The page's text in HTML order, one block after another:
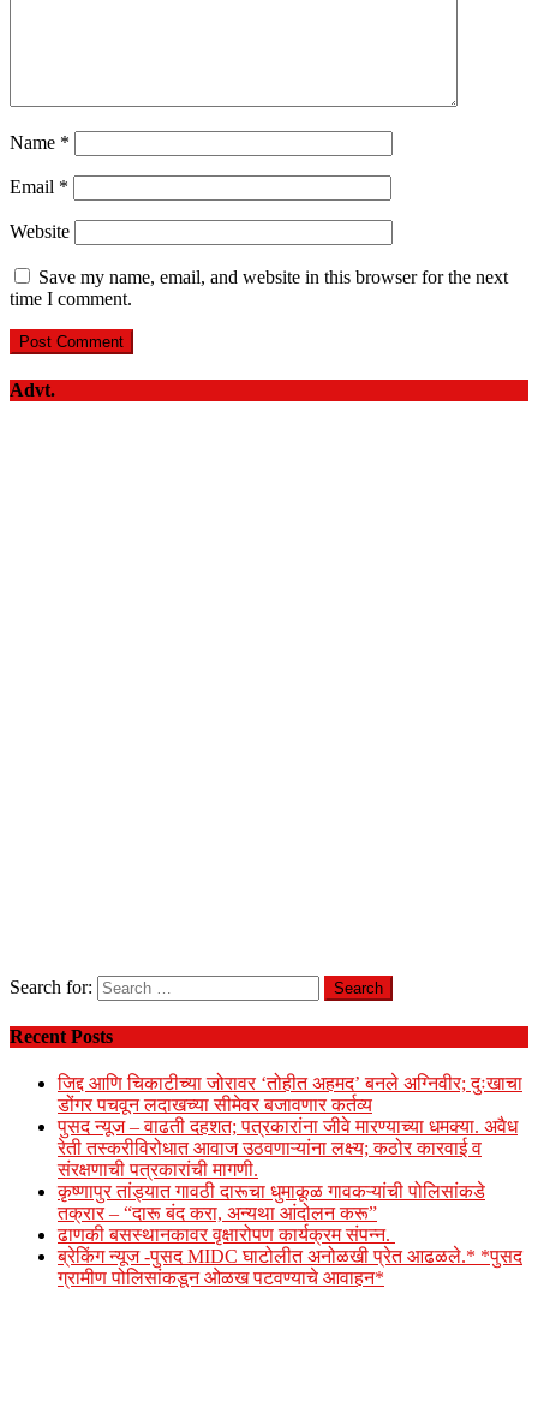
Name *
Email *
Website
Save my name, email, and website in this browser for the next
time I comment.
Advt.
Search for:
Recent Posts
जिद्द आणि चिकाटीच्या जोरावर ‘तोहीत अहमद’ बनले अग्निवीर; दुःखाचा
डोंगर पचवून लदाखच्या सीमेवर बजावणार कर्तव्य
पुसद न्यूज – वाढती दहशत; पत्रकारांना जीवे मारण्याच्या धमक्या. अवैध
रेती तस्करीविरोधात आवाज उठवणाऱ्यांना लक्ष्य; कठोर कारवाई व
संरक्षणाची पत्रकारांची मागणी.
कृष्णापुर तांड्यात गावठी दारूचा धुमाकूळ गावकऱ्यांची पोलिसांकडे
तक्रार – “दारू बंद करा, अन्यथा आंदोलन करू”
ढाणकी बसस्थानकावर वृक्षारोपण कार्यक्रम संपन्न.
ब्रेकिंग न्यूज -पुसद MIDC घाटोलीत अनोळखी प्रेत आढळले.* *पुसद
ग्रामीण पोलिसांकडून ओळख पटवण्याचे आवाहन*